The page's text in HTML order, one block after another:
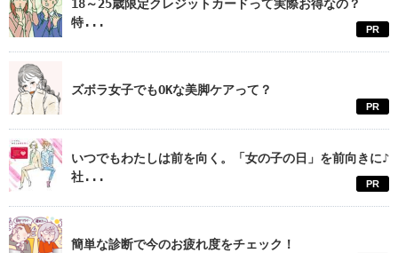
18～25歳限定クレジットカードって実際お得なの？
特...
PR
ズボラ女子でもOKな美脚ケアって？
PR
いつでもわたしは前を向く。「女の子の日」を前向きに♪
社...
PR
簡単な診断で今のお疲れ度をチェック！